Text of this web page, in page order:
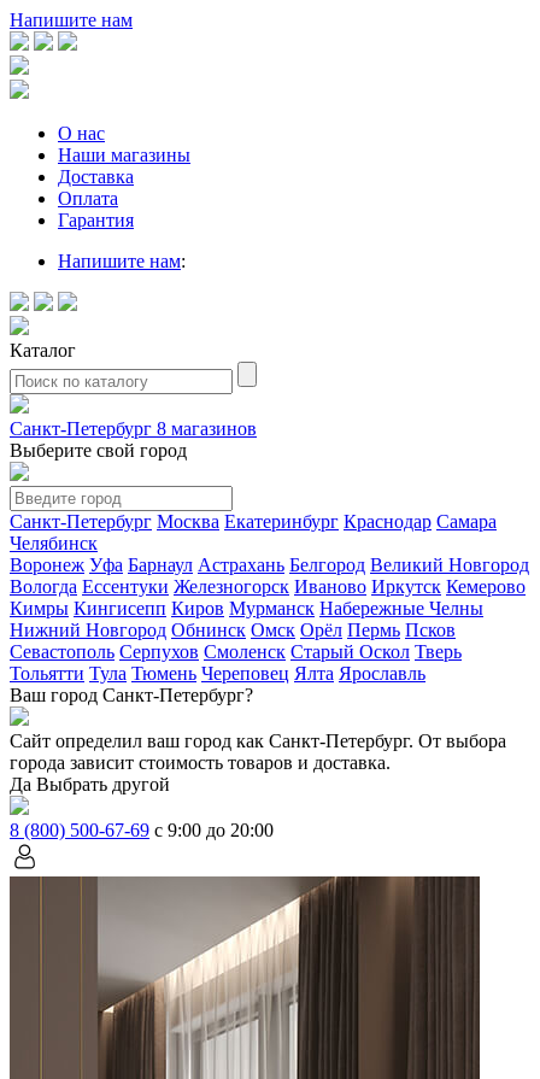
Напишите нам
О нас
Наши магазины
Доставка
Оплата
Гарантия
Напишите нам:
Каталог
Санкт-Петербург 8 магазинов
Выберите свой город
Санкт-Петербург Москва Екатеринбург Краснодар Самара
Челябинск
Воронеж Уфа Барнаул Астрахань Белгород Великий Новгород
Вологда Ессентуки Железногорск Иваново Иркутск Кемерово
Кимры Кингисепп Киров Мурманск Набережные Челны
Нижний Новгород Обнинск Омск Орёл Пермь Псков
Севастополь Серпухов Смоленск Старый Оскол Тверь
Тольятти Тула Тюмень Череповец Ялта Ярославль
Ваш город Санкт-Петербург?
Сайт определил ваш город как Санкт-Петербург. От выбора
города зависит стоимость товаров и доставка.
Да Выбрать другой
8 (800) 500-67-69 с 9:00 до 20:00